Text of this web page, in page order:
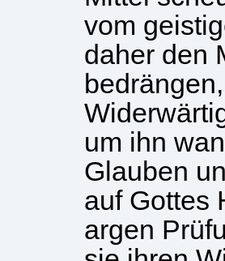
vom
daher den
um ihn
Glauben
auf Gottes
argen